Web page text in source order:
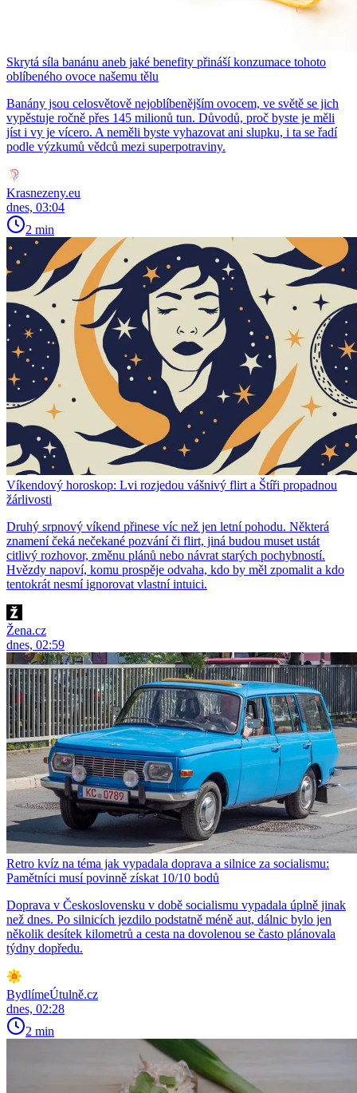
Skrytá síla banánu aneb jaké benefity přináší konzumace tohoto
oblíbeného ovoce našemu tělu
Banány jsou celosvětově nejoblíbenějším ovocem, ve světě se jich
vypěstuje ročně přes 145 milionů tun. Důvodů, proč byste je měli
jíst i vy je vícero. A neměli byste vyhazovat ani slupku, i ta se řadí
podle výzkumů vědců mezi superpotraviny.
Krasnezeny.eu
dnes, 03:04
2 min
Víkendový horoskop: Lvi rozjedou vášnivý flirt a Štíři propadnou
žárlivosti
Druhý srpnový víkend přinese víc než jen letní pohodu. Některá
znamení čeká nečekané pozvání či flirt, jiná budou muset ustát
citlivý rozhovor, změnu plánů nebo návrat starých pochybností.
Hvězdy napoví, komu prospěje odvaha, kdo by měl zpomalit a kdo
tentokrát nesmí ignorovat vlastní intuici.
Žena.cz
dnes, 02:59
Retro kvíz na téma jak vypadala doprava a silnice za socialismu:
Pamětníci musí povinně získat 10/10 bodů
Doprava v Československu v době socialismu vypadala úplně jinak
než dnes. Po silnicích jezdilo podstatně méně aut, dálnic bylo jen
několik desítek kilometrů a cesta na dovolenou se často plánovala
týdny dopředu.
BydlímeÚtulně.cz
dnes, 02:28
2 min